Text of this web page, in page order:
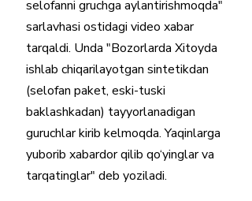
selofanni gruchga aylantirishmoqda"
sarlavhasi ostidagi video xabar
tarqaldi. Unda "Bozorlarda Xitoyda
ishlab chiqarilayotgan sintetikdan
(selofan paket, eski-tuski
baklashkadan) tayyorlanadigan
guruchlar kirib kelmoqda. Yaqinlarga
yuborib xabardor qilib qo‘yinglar va
tarqatinglar" deb yoziladi.